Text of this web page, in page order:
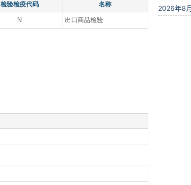
检验检疫代码 名称
N 出口商品检验